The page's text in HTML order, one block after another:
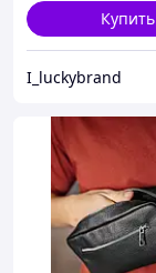
Купить
I_luckybrand